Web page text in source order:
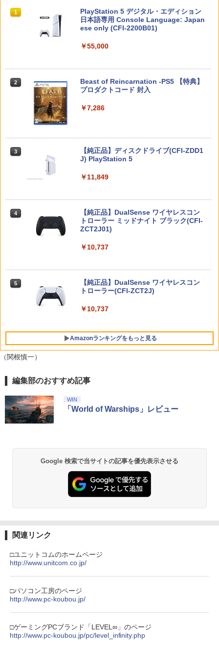
【特典】KINGDOM HEARTS Collectio
￥9,900
ン]
リーでポイント10倍！】【新品】任天堂
Nintendo Switch 2 Proコントローラー
BEE-A-FSSKA
￥10,700
5
＼マラソンは特別価格／2026年版 GuliK
it TT Max コントローラー TMR switch2
luetooth 無線 有線 128マクロ マクロル
ムパッド 競技用 TTMax 送料無料
￥11,500
￥5,050
METAL GEAR SOLID : MASTER COLL
サイレントヒル タウンフォ-ル]
￥6,350
4 [ELJM30964]
￥480
指サック スマホゲーム 音げー 手汗対策
ット 全機種対応 反応早い 指スリーブ 超
薄銀繊維・4個セット
￥528
不思議な絵画の錬金術士~ (初回封入特典
(マリー&エリーなりきりコスチュームDL
送料無料【液晶 ミニ ゲーム機 キー
ホルダー ROCKET 6cm】おもしろ雑
帯 GAME 暇つぶし ミニゲーム 携
テトリス ブロックくずし シューティ
ング ゲーム
【セット商品】Minecraft ぷっくりっ
たいシール ウーパールーパー + Minecr
aft ぷっくりったいシール 集合
￥1,336
定番スタジオ
3
【返品種別A】
ル・ドリーマー デジタルリマスター版 B
lu-ray / 東宝 [Blu-ray]【ネコポス発送】
￥3,954
1
スプラトゥーン レイダース|オンライン
コード版
2 スプラトゥーン レイダース -Switch2
3 Nintendo Switch 2(日本語・国内専用)
4
ニンテンドープリペイド番号 9000円|オ
ンラインコード版
ンラインコード版
1
PlayStation 5 デジタル・エディション
日本語専用 Console Language: Japan
ese only (CFI-2200B01)
￥55,000
2
Beast of Reincarnation -PS5 【特典】
プロダクトコード 封入
￥7,286
3
【純正品】ディスクドライブ(CFI-ZDD1
J) PlayStation 5
￥11,849
4
【純正品】DualSense ワイヤレスコン
トローラー ミッドナイト ブラック(CFI-
ZCT2J01)
￥10,737
5
【純正品】DualSense ワイヤレスコン
トローラー(CFI-ZCT2J)
￥10,737
Amazonランキングをもっと見る
1
【純正品】Xbox ワイヤレス コントロー
￥8,300
￥7,681
【純正品】Xbox 充電式バッテリー + US
B-C ケーブル
￥2,618
5
【国内正規品】Thrustmaster スラスト
1
劇場版「鬼滅の刃」無限城編 第一章 猗
￥3,982
劇場版「鬼滅の刃」無限城編 第一章 猗
窩座再来 通常版 [DVD]
￥3,523
カー特典:【坤と離】二振りの剣、十翼よ
り来たる！スタジオ描き下ろしイラスト
￥10,780
4
劇場版「鬼滅の刃」無限城編 第一章 猗
窩座再来 完全生産限定版 [Blu-ray]
（関根慎一）
編集部のおすすめ記事
WIN
「World of Warships」レビュー
Google 検索で当サイトの記事を優先表示させる
関連リンク
□ユニットコムのホームページ
http://www.unitcom.co.jp/
□パソコン工房のページ
http://www.pc-koubou.jp/
□ゲーミングPCブランド「LEVEL∞」のページ
http://www.pc-koubou.jp/pc/level_infinity.php